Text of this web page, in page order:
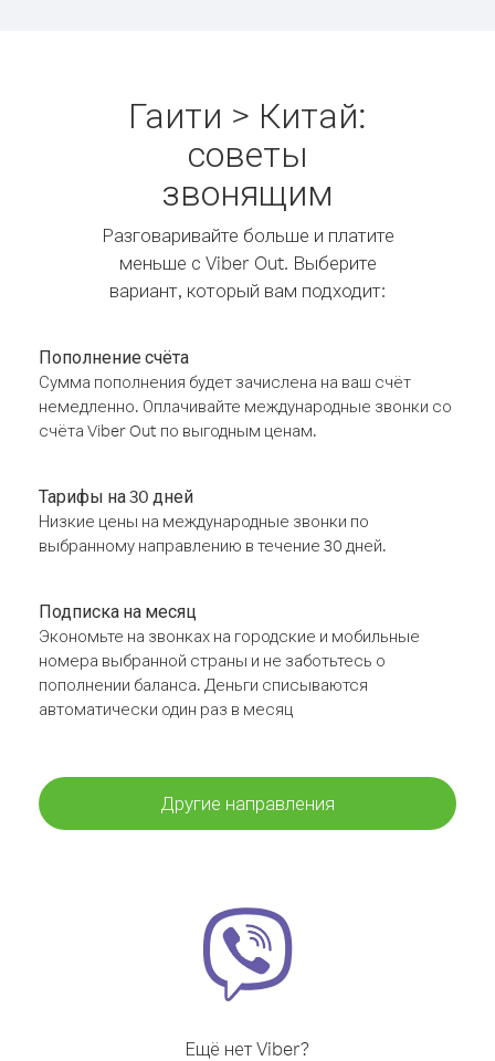
Гаити > Китай:
советы
звонящим
Разговаривайте больше и платите
меньше с Viber Out. Выберите
вариант, который вам подходит:
Пополнение счёта
Сумма пополнения будет зачислена на ваш счёт
немедленно. Оплачивайте международные звонки со
счёта Viber Out по выгодным ценам.
Тарифы на 30 дней
Низкие цены на международные звонки по
выбранному направлению в течение 30 дней.
Подписка на месяц
Экономьте на звонках на городские и мобильные
номера выбранной страны и не заботьтесь о
пополнении баланса. Деньги списываются
автоматически один раз в месяц
Другие направления
Ещё нет Viber?